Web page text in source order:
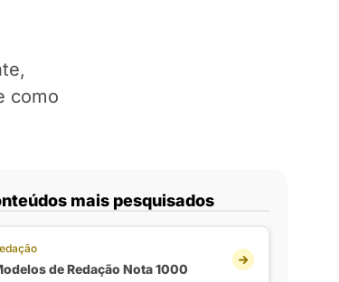
como
mais pesquisados
de Redação Nota 1000